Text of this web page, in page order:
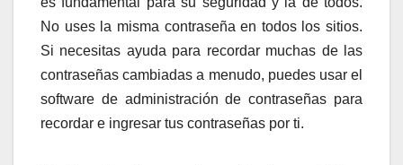
No uses la misma contraseña en todos los sitios.
Si necesitas ayuda para recordar muchas de las
contraseñas cambiadas a menudo, puedes usar el
software de administración de contraseñas para
recordar e ingresar tus contraseñas por ti.